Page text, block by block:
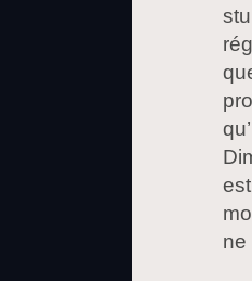
ne